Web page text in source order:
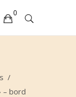
0
/
– bord